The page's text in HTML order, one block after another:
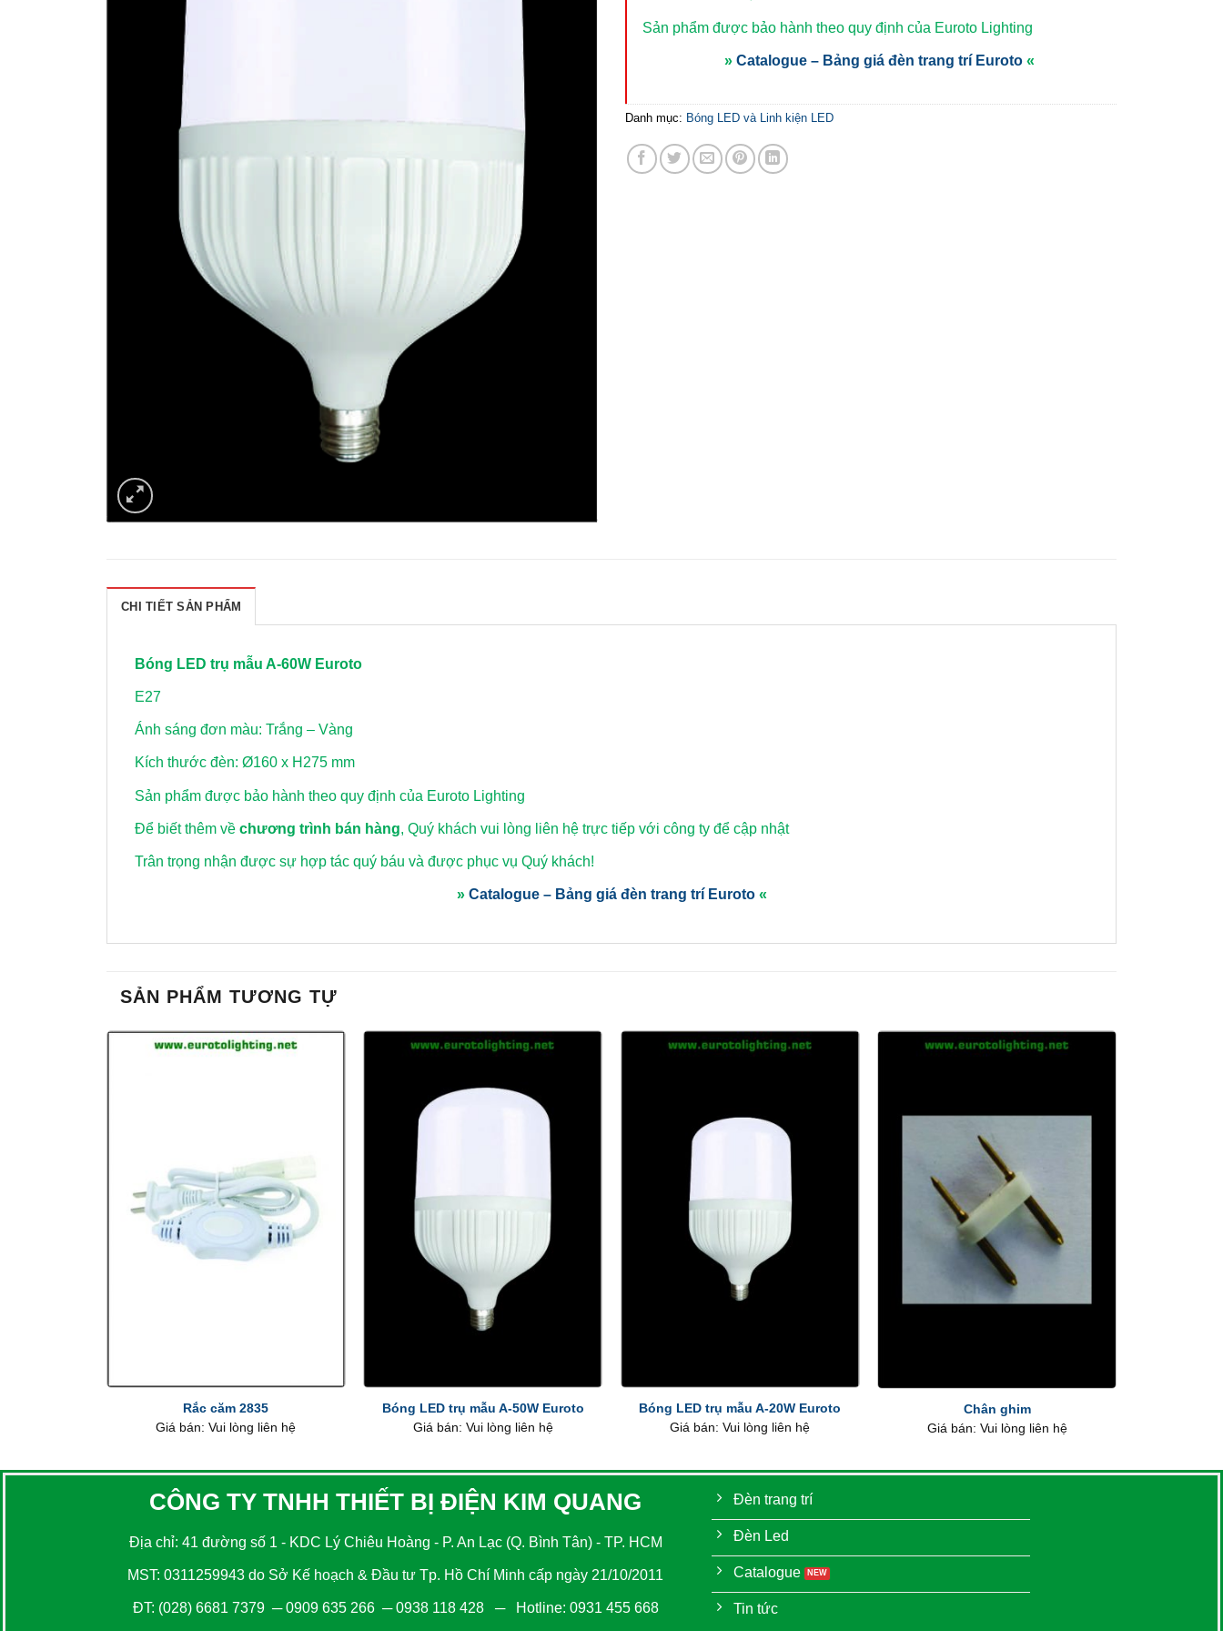
Sản phẩm được bảo hành theo quy định của Euroto Lighting
» Catalogue – Bảng giá đèn trang trí Euroto «
Danh mục: Bóng LED và Linh kiện LED
CHI TIẾT SẢN PHẨM
Bóng LED trụ mẫu A-60W Euroto
E27
Ánh sáng đơn màu: Trắng – Vàng
Kích thước đèn: Ø160 x H275 mm
Sản phẩm được bảo hành theo quy định của Euroto Lighting
Để biết thêm về chương trình bán hàng, Quý khách vui lòng liên hệ trực tiếp với công ty để cập nhật
Trân trọng nhận được sự hợp tác quý báu và được phục vụ Quý khách!
» Catalogue – Bảng giá đèn trang trí Euroto «
SẢN PHẨM TƯƠNG TỰ
Rắc căm 2835
Giá bán: Vui lòng liên hệ
Bóng LED trụ mẫu A-50W Euroto
Giá bán: Vui lòng liên hệ
Bóng LED trụ mẫu A-20W Euroto
Giá bán: Vui lòng liên hệ
Chân ghim
Giá bán: Vui lòng liên hệ
CÔNG TY TNHH THIẾT BỊ ĐIỆN KIM QUANG
Địa chỉ: 41 đường số 1 - KDC Lý Chiêu Hoàng - P. An Lạc (Q. Bình Tân) - TP. HCM
MST: 0311259943 do Sở Kế hoạch & Đầu tư Tp. Hồ Chí Minh cấp ngày 21/10/2011
ĐT: (028) 6681 7379 ─0909 635 266─0938 118 428─ Hotline: 0931 455 668
Đèn trang trí
Đèn Led
Catalogue
Tin tức